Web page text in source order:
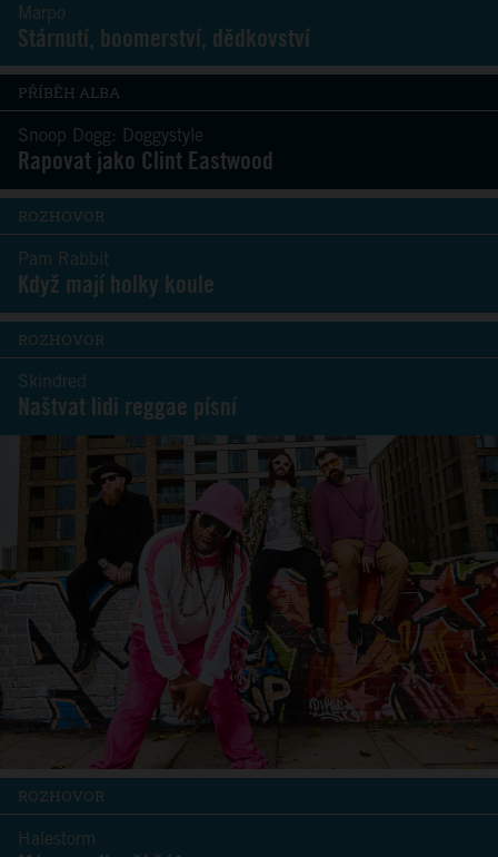
Marpo
Stárnutí, boomerství, dědkovství
PŘÍBĚH ALBA
Snoop Dogg: Doggystyle
Rapovat jako Clint Eastwood
ROZHOVOR
Pam Rabbit
Když mají holky koule
ROZHOVOR
Skindred
Naštvat lidi reggae písní
ROZHOVOR
Halestorm